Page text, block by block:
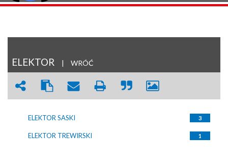
X
ELEKTOR | WRÓĆ
ELEKTOR SASKI 3
ELEKTOR TREWIRSKI 1